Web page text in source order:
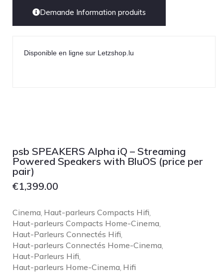
Demande Information produits
Disponible en ligne sur Letzshop.lu
psb SPEAKERS Alpha iQ – Streaming
Powered Speakers with BluOS (price per
pair)
€1,399.00
Cinema Haut-parleurs Compacts Hifi
Haut-parleurs Compacts Home-Cinema
Haut-Parleurs Connectés Hifi
Haut-parleurs Connectés Home-Cinema
Haut-Parleurs Hifi
Haut-parleurs Home-Cinema Hifi